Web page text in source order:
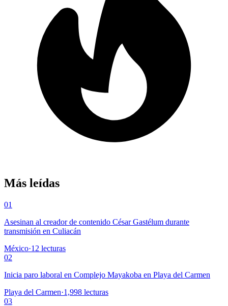
Más leídas
01
Asesinan al creador de contenido César Gastélum durante
transmisión en Culiacán
México·12 lecturas
02
Inicia paro laboral en Complejo Mayakoba en Playa del Carmen
Playa del Carmen·1,998 lecturas
03